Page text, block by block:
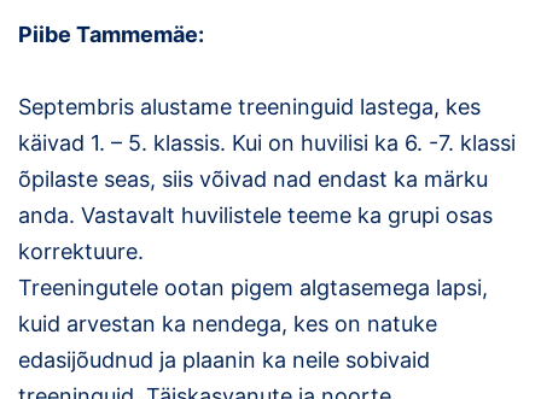
Tulemused
Dokumendid
Suletud maastikud
Piibe Tammemäe:
Septembris alustame treeninguid lastega, kes
käivad 1. – 5. klassis. Kui on huvilisi ka 6. -7. klassi
õpilaste seas, siis võivad nad endast ka märku
anda. Vastavalt huvilistele teeme ka grupi osas
korrektuure.
Treeningutele ootan pigem algtasemega lapsi,
kuid arvestan ka nendega, kes on natuke
edasijõudnud ja plaanin ka neile sobivaid